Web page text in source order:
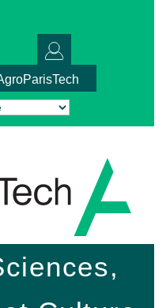
Translate